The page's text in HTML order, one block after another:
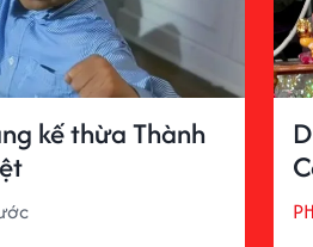
kế thừa Thành